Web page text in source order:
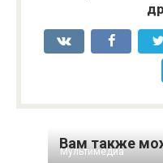
Вам также
Мультимедиа